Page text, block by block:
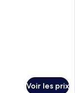
Voir les prix